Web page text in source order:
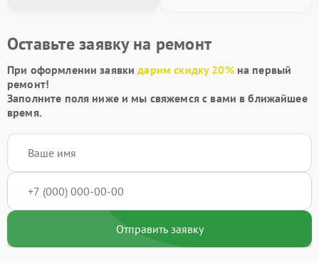
Оставьте заявку на ремонт
При оформлении заявкидарим скидку 20%на первый
ремонт!
Заполните поля ниже и мы свяжемся с вами в ближайшее
время.
Отправить заявку